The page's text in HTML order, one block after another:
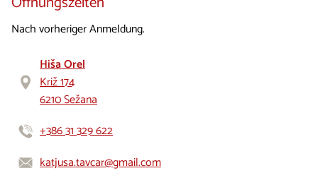
Nach vorheriger Anmeldung.
Hiša Orel
Križ 174
6210 Sežana
+386 31 329 622
katjusa.tavcar@gmail.com